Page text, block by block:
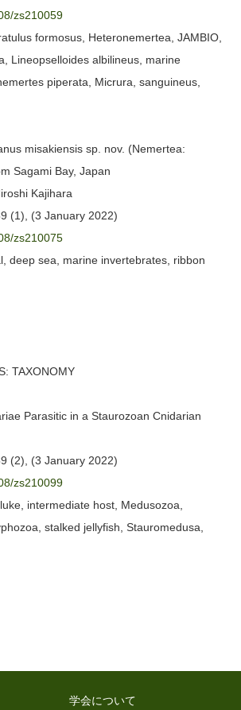
zs210059
formosus, Heteronemertea, JAMBIO,
Lineopselloides albilineus, marine
piperata, Micrura, sanguineus,
misakiensis sp. nov. (Nemertea:
Sagami Bay, Japan
Kajihara
(1), (3 January 2022)
zs210075
deep sea, marine invertebrates, ribbon
TAXONOMY
Parasitic in a Staurozoan Cnidarian
(2), (3 January 2022)
zs210099
intermediate host, Medusozoa,
stalked jellyfish, Stauromedusa,
学会について